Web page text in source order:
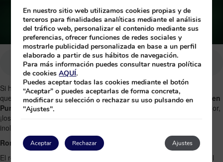
Si hay tres productos dominicanos internacionalmente conocidos y
que todos queremos llevarnos a la vuelta de nuestrasvacaciones en
Punta Canason el ron, el café y el chocolate dominicano. Y lo mejor,
¡los tres los puedes probar mientras disfrutas de unas vacaciones
inolvidables en República Dominicana con
Ron dominicano, el mejor sabor de Punta Cana
El ron es una bebida alcohólica que proviene de la fermentación del
En nuestro sitio web utilizamos cookies propias y de
terceros para finalidades analíticas mediante el análisis
del tráfico web, personalizar el contenido mediante sus
preferencias, ofrecer funciones de redes sociales y
mostrarle publicidad personalizada en base a un perfil
elaborado a partir de sus hábitos de navegación.
Para más información puedes consultar nuestra política
de cookiesAQUÍ.
Puedes aceptar todas las cookies mediante el botón
“Aceptar” o puedes aceptarlas de forma concreta,
modificar su selección o rechazar su uso pulsando en
"Ajustes".
Aceptar Ajustes
Rechazar